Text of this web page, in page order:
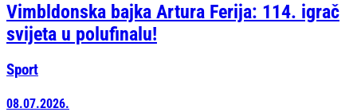
Vimbldonska bajka Artura Ferija: 114. igrač
svijeta u polufinalu!
Sport
08.07.2026.